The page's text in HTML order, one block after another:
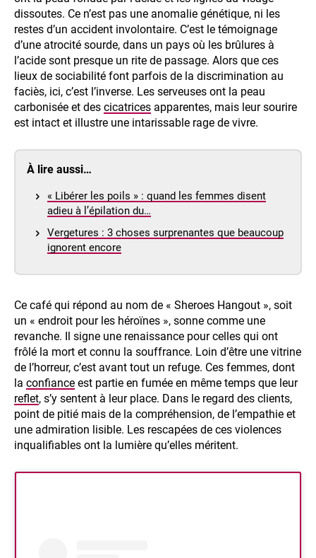
dissoutes. Ce n’est pas une anomalie génétique, ni les
restes d’un accident involontaire. C’est le témoignage
d’une atrocité sourde, dans un pays où les brûlures à
l’acide sont presque un rite de passage. Alors que ces
lieux de sociabilité font parfois de la discrimination au
faciès, ici, c’est l’inverse. Les serveuses ont la peau
carbonisée et des cicatrices apparentes, mais leur sourire
est intact et illustre une intarissable rage de vivre.
À lire aussi…
« Libérer les poils » : quand les femmes disent
adieu à l’épilation du…
Vergetures : 3 choses surprenantes que beaucoup
ignorent encore
Ce café qui répond au nom de « Sheroes Hangout », soit
un « endroit pour les héroïnes », sonne comme une
revanche. Il signe une renaissance pour celles qui ont
frôlé la mort et connu la souffrance. Loin d’être une vitrine
de l’horreur, c’est avant tout un refuge. Ces femmes, dont
la confiance est partie en fumée en même temps que leur
reflet, s’y sentent à leur place. Dans le regard des clients,
point de pitié mais de la compréhension, de l’empathie et
une admiration lisible. Les rescapées de ces violences
inqualifiables ont la lumière qu’elles méritent.